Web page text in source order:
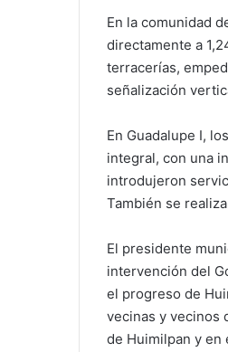
En la comunidad
directamente a
terracerías,
señalización
En Guadalupe I,
integral, con una
introdujeron
También se
El presidente
intervención del
el progreso de
vecinas y vecinos
de Huimilpan y en